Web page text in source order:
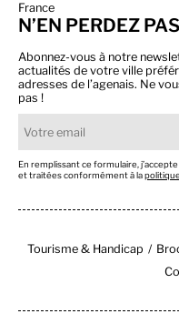
France
N’EN PERDEZ
Abonnez-vous à notre
actualités de votre ville
adresses de l’agenais. Ne
pas !
En remplissant ce formulaire,
et traitées conformément à la
Tourisme & Handicap